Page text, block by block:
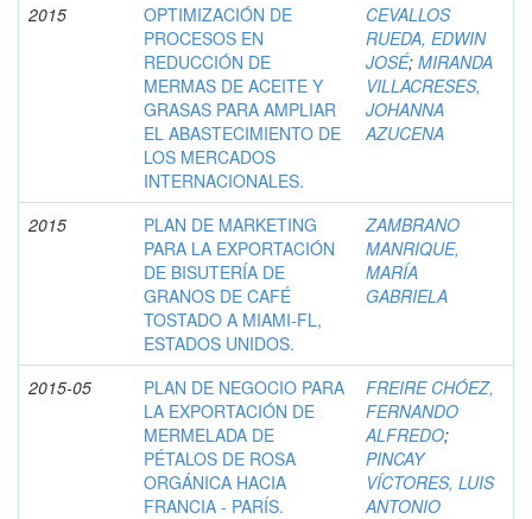
2015
OPTIMIZACIÓN DE
PROCESOS EN
REDUCCIÓN DE
MERMAS DE ACEITE Y
GRASAS PARA AMPLIAR
EL ABASTECIMIENTO DE
LOS MERCADOS
INTERNACIONALES.
CEVALLOS
RUEDA, EDWIN
JOSÉ; MIRANDA
VILLACRESES,
JOHANNA
AZUCENA
2015
PLAN DE MARKETING
PARA LA EXPORTACIÓN
DE BISUTERÍA DE
GRANOS DE CAFÉ
TOSTADO A MIAMI-FL,
ESTADOS UNIDOS.
ZAMBRANO
MANRIQUE,
MARÍA
GABRIELA
2015-05
PLAN DE NEGOCIO PARA
LA EXPORTACIÓN DE
MERMELADA DE
PÉTALOS DE ROSA
ORGÁNICA HACIA
FRANCIA - PARÍS.
FREIRE CHÓEZ,
FERNANDO
ALFREDO;
PINCAY
VÍCTORES, LUIS
ANTONIO